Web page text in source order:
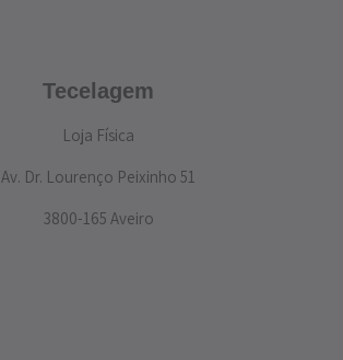
Tecelagem
Loja Física
Av. Dr. Lourenço Peixinho 51
3800-165 Aveiro